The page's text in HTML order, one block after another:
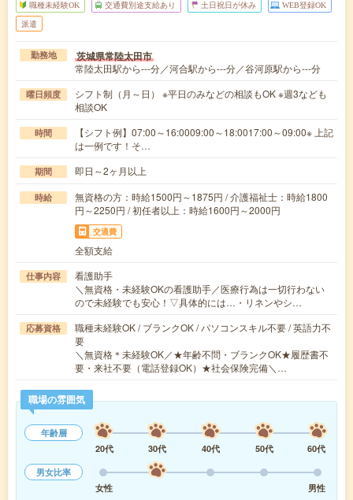
職種未経験OK 交通費別途支給あり 土日祝日が休み WEB登録OK
派遣
勤務地 茨城県常陸太田市
常陸太田駅から---分／河合駅から---分／谷河原駅から---分
曜日頻度
シフト制（月～日） ※平日のみなどの相談もOK ※週3なども
相談OK
時間
【シフト例】07:00～16:0009:00～18:0017:00～09:00※ 上記
は一例です！そ…
期間 即日～2ヶ月以上
時給
無資格の方：時給1500円～1875円 / 介護福祉士：時給1800
円～2250円 / 初任者以上：時給1600円～2000円
交通費
全額支給
仕事内容
看護助手
＼無資格・未経験OKの看護助手／医療行為は一切行わない
ので未経験でも安心！▽具体的には…・リネンやシ…
応募資格
職種未経験OK / ブランクOK / パソコンスキル不要 / 英語力不
要
＼無資格＊未経験OK／★年齢不問・ブランクOK★履歴書不
要・来社不要（電話登録OK）★社会保険完備＼…
職場の雰囲気
年齢層
20代
30代 40代 50代
60代
男女比率
女性
男性